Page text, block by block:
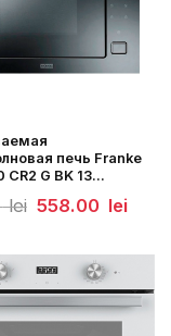
печь Franke
CR2 G BK 13...
lei Первоначальная
цена
lei.
558.00 leiцена: